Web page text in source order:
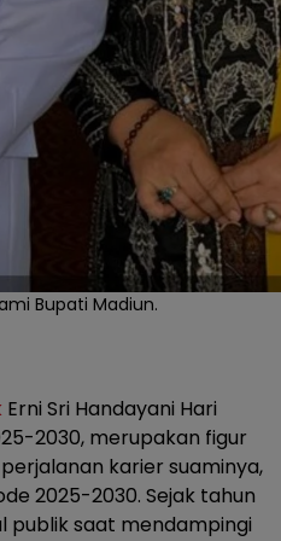
Bupati Madiun.
Erni Sri Handayani Hari
2030, merupakan figur
karier suaminya,
2025-2030. Sejak tahun
publik saat mendampingi